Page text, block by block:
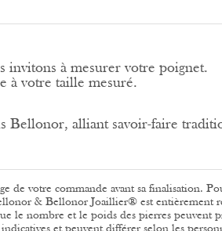
invitons à mesurer votre poignet.
à votre taille mesuré.
Bellonor, alliant savoir-faire
de votre commande avant sa finalisation.
& Bellonor Joaillier® est entièrement
le nombre et le poids des pierres peuvent